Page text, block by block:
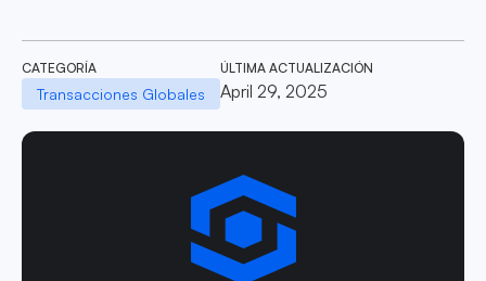
CATEGORÍA
Transacciones Globales
ÚLTIMA ACTUALIZACIÓN
April 29, 2025